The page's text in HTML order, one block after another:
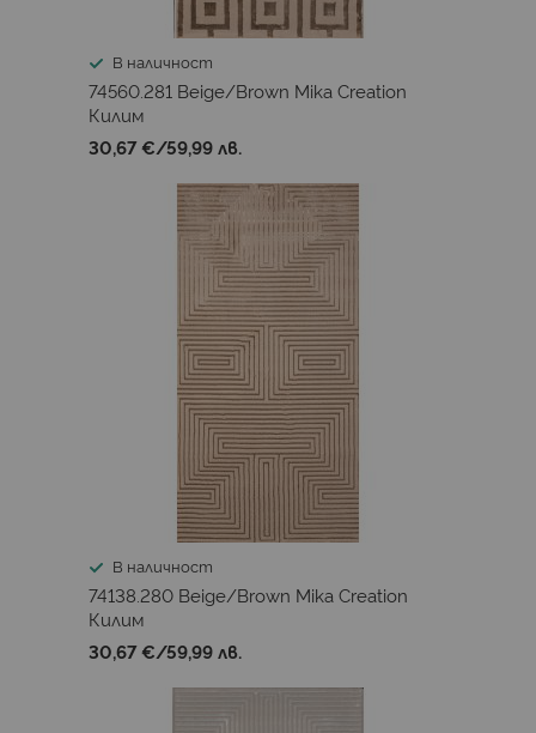
В наличност
74560.281 Beige/Brown Mika Creation
Килим
30,67 €/59,99 лв.
В наличност
74138.280 Beige/Brown Mika Creation
Килим
30,67 €/59,99 лв.